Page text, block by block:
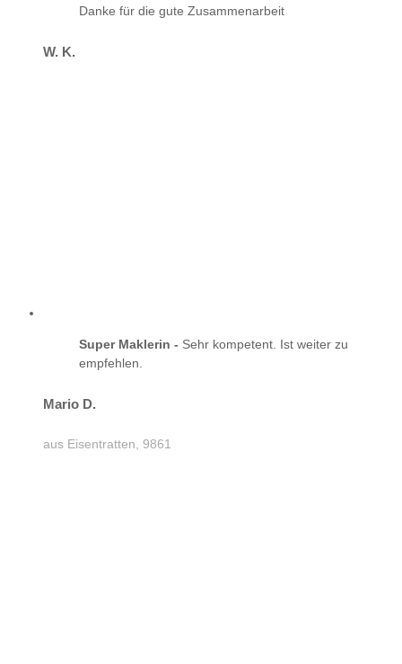
Danke für die gute Zusammenarbeit
W. K.
Super Maklerin - Sehr kompetent. Ist weiter zu
empfehlen.
Mario D.
aus Eisentratten, 9861